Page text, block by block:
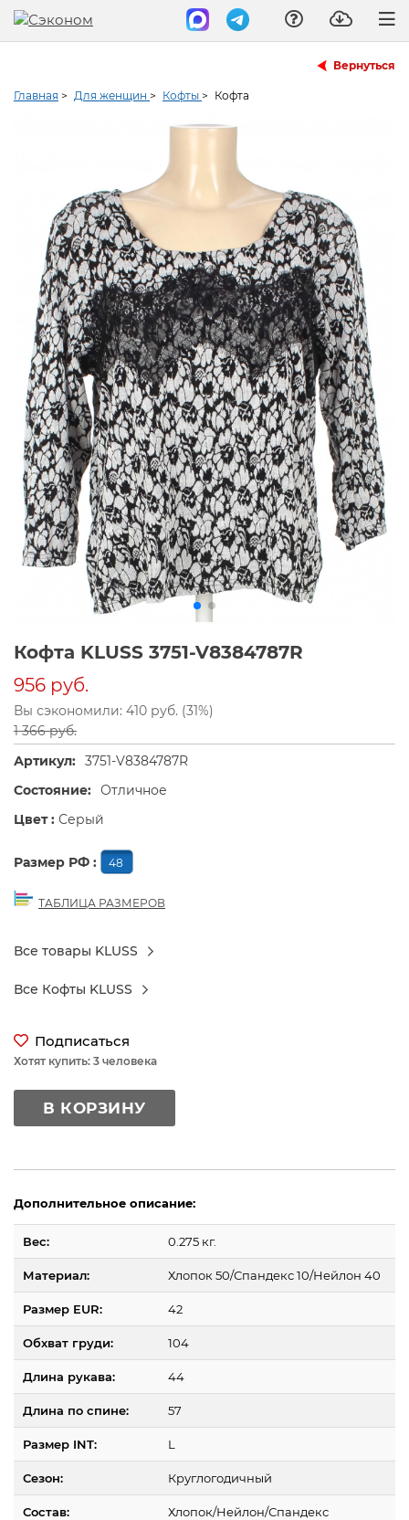
Вернуться
Главная > Для женщин > Кофты > Кофта
Кофта KLUSS 3751-V8384787R
956 руб.
Вы сэкономили: 410 руб. (31%)
1 366 руб.
Артикул: 3751-V8384787R
Состояние: Отличное
Цвет : Серый
Размер РФ : 48
ТАБЛИЦА РАЗМЕРОВ
Все товары KLUSS
Все Кофты KLUSS
Подписаться
Хотят купить: 3 человека
В КОРЗИНУ
Дополнительное описание:
Вес: 0.275 кг.
Материал: Хлопок 50/Спандекс 10/Нейлон 40
Размер EUR: 42
Обхват груди: 104
Длина рукава: 44
Длина по спине: 57
Размер INT: L
Сезон: Круглогодичный
Состав: Хлопок/Нейлон/Спандекс